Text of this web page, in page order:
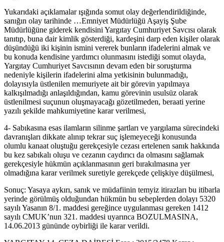
Yukarıdaki açıklamalar ışığında somut olay değerlendirildiğinde,
sanığın olay tarihinde …Emniyet Müdürlüğü Aşayiş Şube
Müdürlüğüne giderek kendisini Yargıtay Cumhuriyet Savcısı olarak
tanıtıp, buna dair kimlik gösterdiği, kardeşini darp eden kişiler olarak
düşündüğü iki kişinin ismini vererek bunların ifadelerini almak ve
bu konuda kendisine yardımcı olunmasını istediği somut olayda,
Yargıtay Cumhuriyet Savcısının devam eden bir soruşturma
nedeniyle kişilerin ifadelerini alma yetkisinin bulunmadığı,
dolayısıyla üstlenilen memuriyete ait bir görevin yapılmaya
kalkışılmadığı anlaşıldığından, kamu görevinin usulsüz olarak
üstlenilmesi suçunun oluşmayacağı gözetilmeden, beraati yerine
yazılı şekilde mahkumiyetine karar verilmesi,
4- Sabıkasına esas ilamların silinme şartları ve yargılama sürecindeki
davranışları dikkate alınıp tekrar suç işlemeyeceği konusunda
olumlu kanaat oluştuğu gerekçesiyle cezası ertelenen sanık hakkında
bu kez sabıkalı oluşu ve cezanın caydırıcı da olmasını sağlamak
gerekçesiyle hükmün açıklanmasının geri bırakılmasına yer
olmadığına karar verilmek suretiyle gerekçede çelişkiye düşülmesi,
Sonuç: Yasaya aykırı, sanık ve müdafiinin temyiz itirazları bu itibarla
yerinde görülmüş olduğundan hükmün bu sebeplerden dolayı 5320
sayılı Yasanın 8/1. maddesi gereğince uygulanması gereken 1412
sayılı CMUK’nun 321. maddesi uyarınca BOZULMASINA,
14.06.2013 gününde oybirliği ile karar verildi.